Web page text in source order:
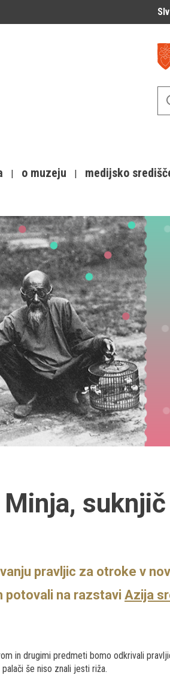
Slv
o muzeju medijsko
Minja,
pravljic za otroke v
potovali na razstavi Azija
in drugimi predmeti bomo odkrivali
še niso znali jesti riža.